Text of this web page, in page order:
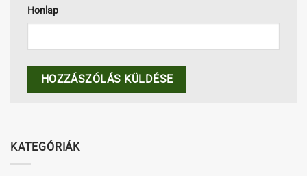
Honlap
KATEGÓRIÁK